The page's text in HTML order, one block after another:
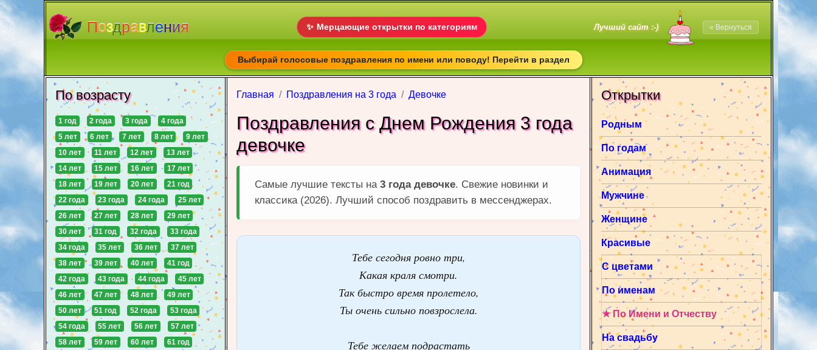
Поздравления ✨ Мерцающие открытки по категориям Лучший сайт :-) « Вернуться
Выбирай голосовые поздравления по имени или поводу! Перейти в раздел
Главная Поздравления на 3 года Девочке
Поздравления с Днем Рождения 3 года
девочке
Самые лучшие тексты на 3 года девочке. Свежие новинки и
классика (2026). Лучший способ поздравить в мессенджерах.
Тебе сегодня ровно три,
Какая краля смотри.
Так быстро время пролетело,
Ты очень сильно повзрослела.
Тебе желаем подрастать
Открытки
Родным
По годам
Анимация
Мужчине
Женщине
Красивые
С цветами
По именам
★ По Имени и Отчеству
На свадьбу
По возрасту
1 год 2 года 3 года
4 года
5 лет
6 лет 7 лет 8 лет
9 лет
10 лет
11 лет 12 лет
13 лет
14 лет
15 лет 16 лет
17 лет
18 лет
19 лет 20 лет
21 год
22 года
23 года 24 года
25 лет
26 лет
27 лет 28 лет
29 лет
30 лет
31 год 32 года
33 года
34 года
35 лет 36 лет
37 лет
38 лет
39 лет 40 лет
41 год
42 года
43 года 44 года
45 лет
46 лет
47 лет 48 лет
49 лет
50 лет
51 год 52 года
53 года
54 года
55 лет 56 лет
57 лет
58 лет
59 лет 60 лет
61 год